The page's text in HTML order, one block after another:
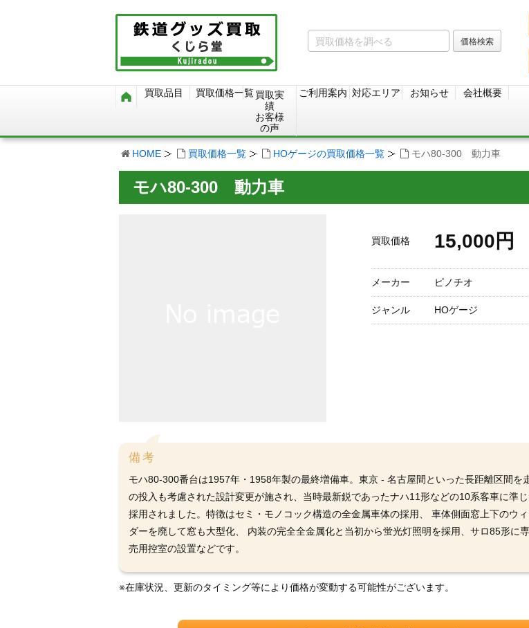
買取品目 買取価格一覧買取実
績
お客様
の声
ご利用案内 対応エリア お知らせ 会社概要
HOME 買取価格一覧 HOゲージの買取価格一覧 モハ80-300 動力車
モハ80-300 動力車
買取価格 15,000円
メーカー ピノチオ
ジャンル HOゲージ
備考
モハ80-300番台は1957年・1958年製の最終増備車。東京 - 名古屋間といった長距離区間を
の投入も考慮された設計変更が施され、当時最新鋭であったナハ11形などの10系客車に準
採用されました。特徴はセミ・モノコック構造の全金属車体の採用、 車体側面窓上下のウ
ダーを廃して窓も大型化、 内装の完全全金属化と当初から蛍光灯照明を採用、サロ85形に
売用控室の設置などです。
※在庫状況、更新のタイミング等により価格が変動する可能性がございます。